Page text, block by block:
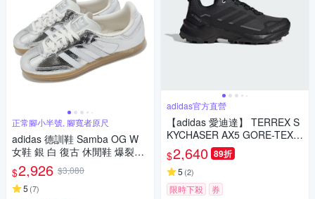
正常腳小半號, 腳寬者原尺
adidas 德訓鞋 Samba OG W
女鞋 銀 白 復古 休閒鞋 爆裂紋
愛迪達 JR0035
$2,926 $3,080
5 (7)
adidas官方直營
【adidas 愛迪達】 TERREX S
KYCHASER AX5 GORE-TEX
登山鞋 防潑水 女鞋 JQ2222
$2,640 89折
5 (2)
限時下殺 券